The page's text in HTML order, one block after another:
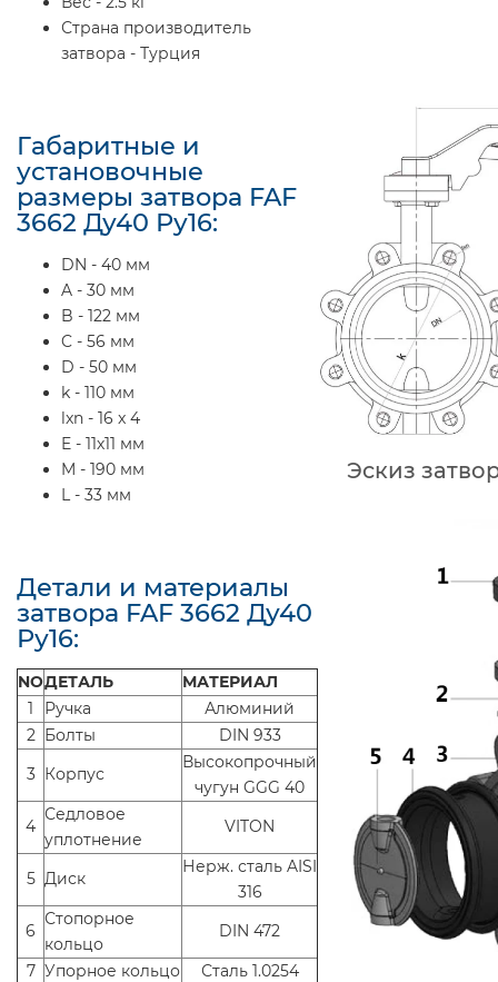
Страна производитель
затвора - Турция
Габаритные и
установочные
размеры затвора FAF
3662 Ду40 Ру16:
DN - 40 мм
A - 30 мм
B - 122 мм
C - 56 мм
D - 50 мм
k - 110 мм
lxn - 16 x 4
E - 11х11 мм
M - 190 мм
L - 33 мм
Эскиз
Детали и материалы
затвора FAF 3662 Ду40
Ру16:
NOДЕТАЛЬ
МАТЕРИАЛ
1
Ручка
Алюминий
2 Болты
DIN 933
3 Корпус
Высокопрочный
чугун GGG 40
4
Седловое
yплотнение
VITON
5 Диск
Нерж. сталь AISI
316
6
Стопорное
кольцо
DIN 472
7 Упорное кольцо
Сталь 1.0254